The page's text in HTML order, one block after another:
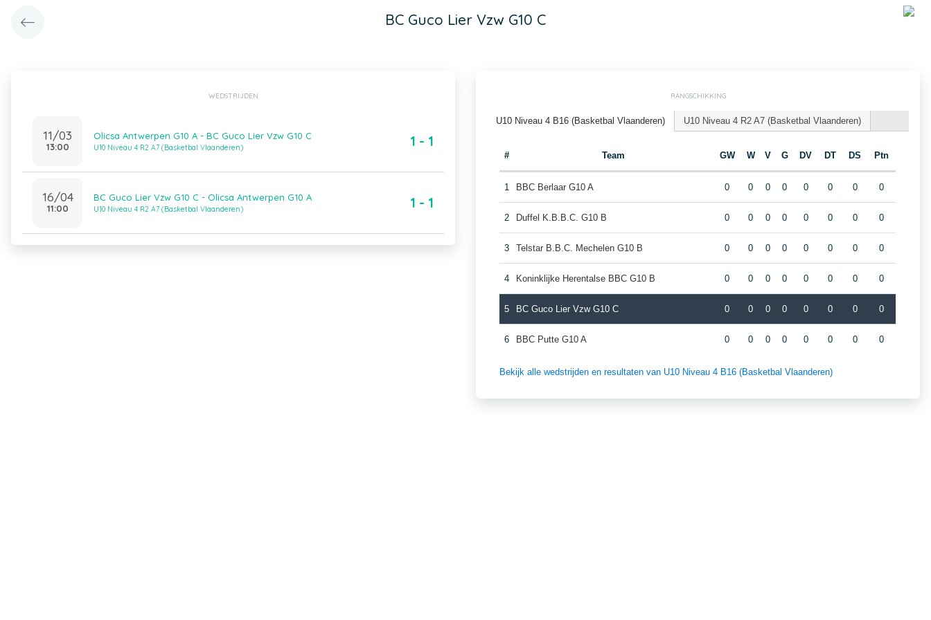
BC Guco Lier Vzw G10 C
WEDSTRIJDEN
11/03
13:00
Olicsa Antwerpen G10 A - BC Guco Lier Vzw G10 C
U10 Niveau 4 R2 A7 (Basketbal Vlaanderen) 1 - 1
16/04
11:00
BC Guco Lier Vzw G10 C - Olicsa Antwerpen G10 A
U10 Niveau 4 R2 A7 (Basketbal Vlaanderen) 1 - 1
RANGSCHIKKING
U10 Niveau 4 B16 (Basketbal Vlaanderen) U10 Niveau 4 R2 A7 (Basketbal Vlaanderen)
# Team GW W V G DV DT DS Ptn
1 BBC Berlaar G10 A 0 0 0 0 0 0 0 0
2 Duffel K.B.B.C. G10 B 0 0 0 0 0 0 0 0
3 Telstar B.B.C. Mechelen G10 B 0 0 0 0 0 0 0 0
4 Koninklijke Herentalse BBC G10 B 0 0 0 0 0 0 0 0
5 BC Guco Lier Vzw G10 C 0 0 0 0 0 0 0 0
6 BBC Putte G10 A 0 0 0 0 0 0 0 0
Bekijk alle wedstrijden en resultaten van U10 Niveau 4 B16 (Basketbal Vlaanderen)